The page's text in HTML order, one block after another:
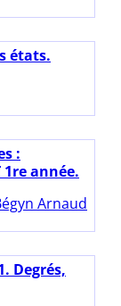
états.
:
1re année.
Arnaud
Degrés,